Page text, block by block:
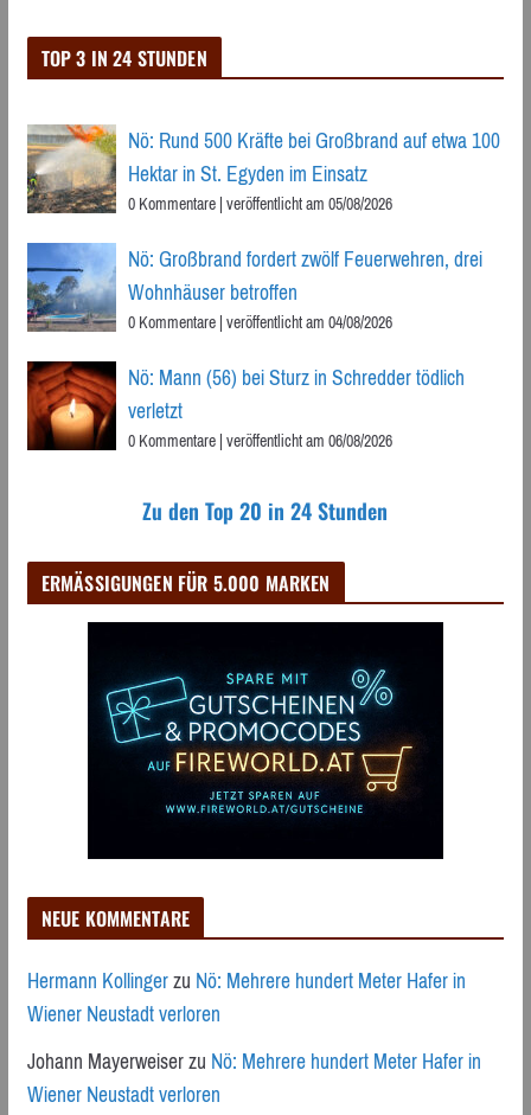
TOP 3 IN 24 STUNDEN
Nö: Rund 500 Kräfte bei Großbrand auf etwa 100
Hektar in St. Egyden im Einsatz
0 Kommentare|veröffentlicht am 05/08/2026
Nö: Großbrand fordert zwölf Feuerwehren, drei
Wohnhäuser betroffen
0 Kommentare|veröffentlicht am 04/08/2026
Nö: Mann (56) bei Sturz in Schredder tödlich
verletzt
0 Kommentare|veröffentlicht am 06/08/2026
Zu den Top 20 in 24 Stunden
ERMÄSSIGUNGEN FÜR 5.000 MARKEN
NEUE KOMMENTARE
Hermann KollingerzuNö: Mehrere hundert Meter Hafer in
Wiener Neustadt verloren
Johann MayerweiserzuNö: Mehrere hundert Meter Hafer in
Wiener Neustadt verloren